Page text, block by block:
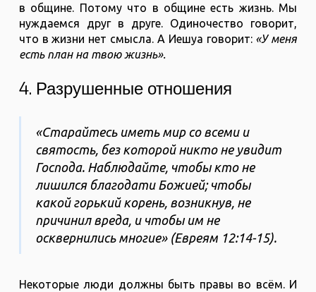
в общине. Потому что в общине есть жизнь. Мы
нуждаемся друг в друге. Одиночество говорит,
что в жизни нет смысла. А Иешуа говорит: «У меня
есть план на твою жизнь».
4. Разрушенные отношения
«Старайтесь иметь мир со всеми и
святость, без которой никто не увидит
Господа. Наблюдайте, чтобы кто не
лишился благодати Божией; чтобы
какой горький корень, возникнув, не
причинил вреда, и чтобы им не
осквернились многие» (Евреям‬ ‭12‬:‭14‬-‭15‬).
Некоторые люди должны быть правы во всём. И